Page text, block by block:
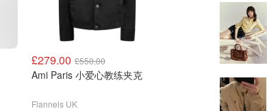
£279.00 £550.00
Ami Paris 小爱心教练夹克
Flannels UK
£375.00
Ami Paris 大爱心毛衣
Flannels UK